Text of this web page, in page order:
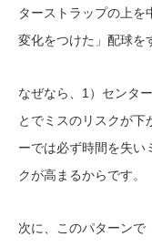
ターストラップの上を
変化をつけた」配球を
なぜなら、1）センタ
とでミスのリスクが下
ーでは必ず時間を失い
クが高まるからです。
次に、このパターンで